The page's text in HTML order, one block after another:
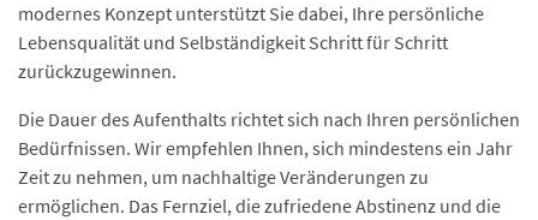
modernes Konzept unterstützt Sie dabei, Ihre persönliche
Lebensqualität und Selbständigkeit Schritt für Schritt
zurückzugewinnen.
Die Dauer des Aufenthalts richtet sich nach Ihren persönlichen
Bedürfnissen. Wir empfehlen Ihnen, sich mindestens ein Jahr
Zeit zu nehmen, um nachhaltige Veränderungen zu
ermöglichen. Das Fernziel, die zufriedene Abstinenz und die